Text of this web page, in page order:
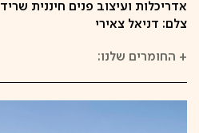
אדריכלות ועיצוב פנים חיננית שריד
צלם: דניאל צאירי
+ החומרים שלנו: